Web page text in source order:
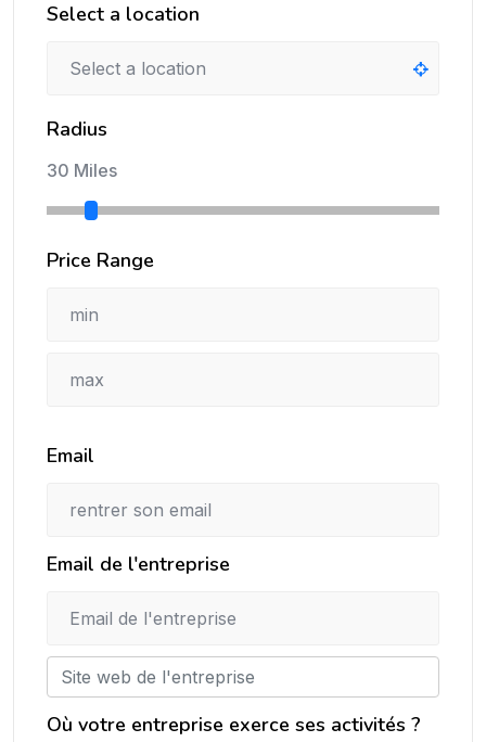
Select a location
Radius
30 Miles
Price Range
Email
Email de l'entreprise
Où votre entreprise exerce ses activités ?